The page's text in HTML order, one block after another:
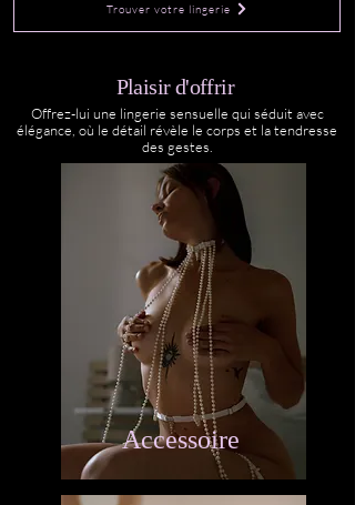
Trouver votre lingerie
Plaisir d'offrir
Offrez-lui une lingerie sensuelle qui séduit avec
élégance, où le détail révèle le corps et la tendresse
des gestes.
Accessoire